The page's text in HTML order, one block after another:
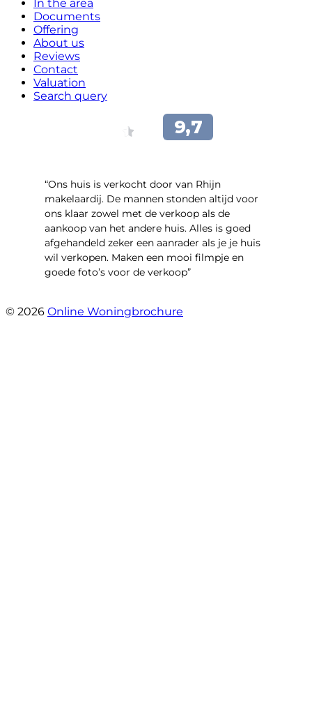
In the area
Documents
Offering
About us
Reviews
Contact
Valuation
Search query
“Ons huis is verkocht door van Rhijn
makelaardij. De mannen stonden altijd voor
ons klaar zowel met de verkoop als de
aankoop van het andere huis. Alles is goed
afgehandeld zeker een aanrader als je je huis
wil verkopen. Maken een mooi filmpje en
goede foto’s voor de verkoop”
© 2026 Online Woningbrochure